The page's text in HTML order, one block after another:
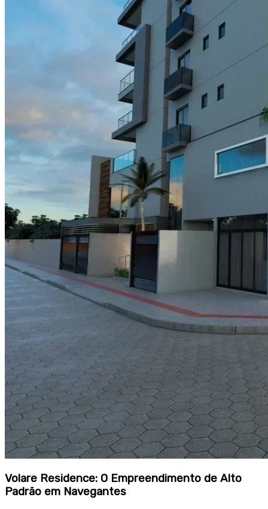
Volare Residence: O Empreendimento de Alto
Padrão em Navegantes